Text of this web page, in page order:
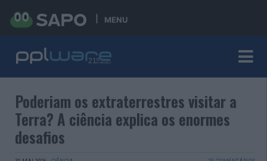
MENU
Poderiam os extraterrestres visitar a
Terra? A ciência explica os enormes
desafios